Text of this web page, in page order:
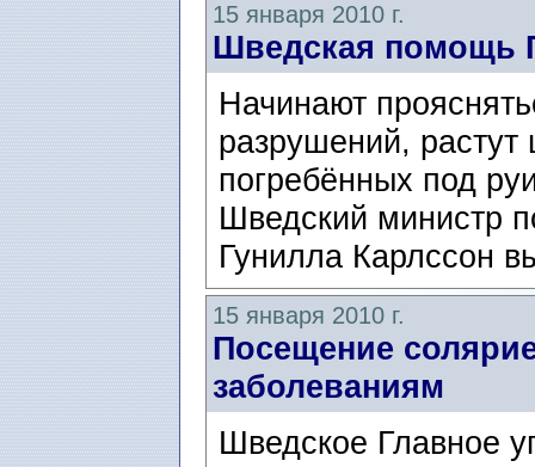
15 января 2010 г.
Шведская помощь
Начинают
разрушений,
погребённых под
Шведский министр
Гунилла Карлссон
15 января 2010 г.
Посещение
заболеваниям
Шведское Главное